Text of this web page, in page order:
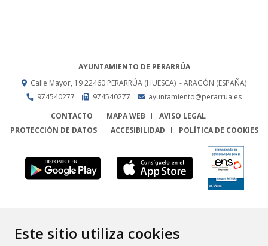
Este sitio utiliza cookies
AYUNTAMIENTO DE PERARRÚA
Calle Mayor, 1922460 PERARRÚA (HUESCA) - ARAGÓN (ESPAÑA)
974540277
974540277
ayuntamiento@perarrua.es
CONTACTO
MAPA WEB
AVISO LEGAL
PROTECCIÓN DE DATOS
ACCESIBILIDAD POLÍTICA DE COOKIES